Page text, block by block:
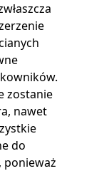
zostanie
nawet
do
ponieważ